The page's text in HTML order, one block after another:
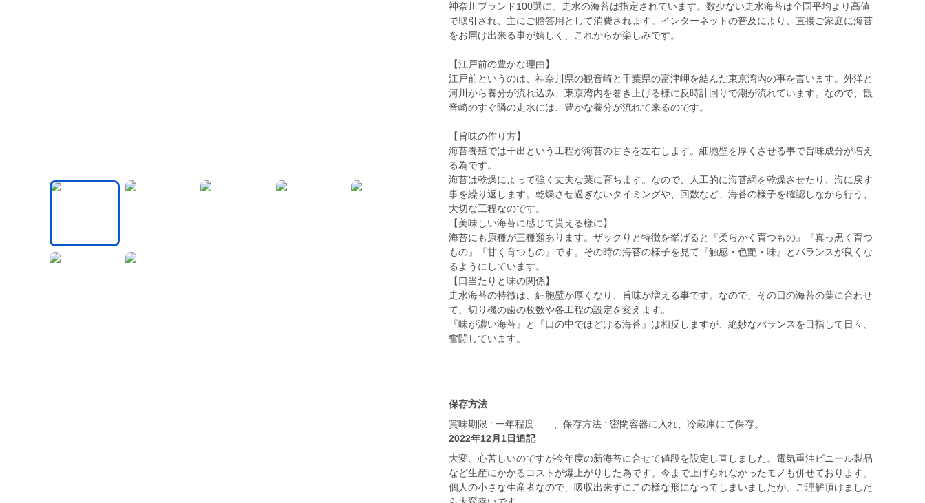
神奈川ブランド100選に、走水の海苔は指定されています。数少ない走水海苔は全国平均より高値
で取引され、主にご贈答用として消費されます。インターネットの普及により、直接ご家庭に海苔
をお届け出来る事が嬉しく、これからが楽しみです。
【江戸前の豊かな理由】
江戸前というのは、神奈川県の観音崎と千葉県の富津岬を結んだ東京湾内の事を言います。外洋と
河川から養分が流れ込み、東京湾内を巻き上げる様に反時計回りで潮が流れています。なので、観
音崎のすぐ隣の走水には、豊かな養分が流れて来るのです。
【旨味の作り方】
海苔養殖では干出という工程が海苔の甘さを左右します。細胞壁を厚くさせる事で旨味成分が増え
る為です。
海苔は乾燥によって強く丈夫な葉に育ちます。なので、人工的に海苔網を乾燥させたり、海に戻す
事を繰り返します。乾燥させ過ぎないタイミングや、回数など、海苔の様子を確認しながら行う、
大切な工程なのです。
【美味しい海苔に感じて貰える様に】
海苔にも原種が三種類あります。ザックりと特徴を挙げると『柔らかく育つもの』『真っ黒く育つ
もの』『甘く育つもの』です。その時の海苔の様子を見て『触感・色艶・味』とバランスが良くな
るようにしています。
【口当たりと味の関係】
走水海苔の特徴は、細胞壁が厚くなり、旨味が増える事です。なので、その日の海苔の葉に合わせ
て、切り機の歯の枚数や各工程の設定を変えます。
『味が濃い海苔』と『口の中でほどける海苔』は相反しますが、絶妙なバランスを目指して日々、
奮闘しています。
保存方法
賞味期限 : 一年程度 、保存方法 : 密閉容器に入れ、冷蔵庫にて保存。
2022年12月1日追記
大変、心苦しいのですが今年度の新海苔に合せて値段を設定し直しました。電気重油ビニール製品
など生産にかかるコストが爆上がりした為です。今まで上げられなかったモノも併せております。
個人の小さな生産者なので、吸収出来ずにこの様な形になってしまいましたが、ご理解頂けました